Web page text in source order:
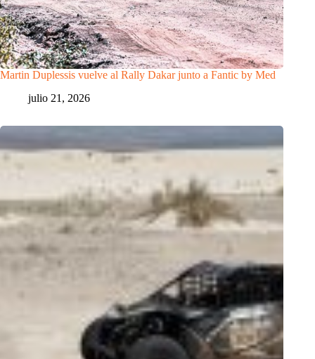
Martin Duplessis vuelve al Rally Dakar junto a Fantic by Med
julio 21, 2026